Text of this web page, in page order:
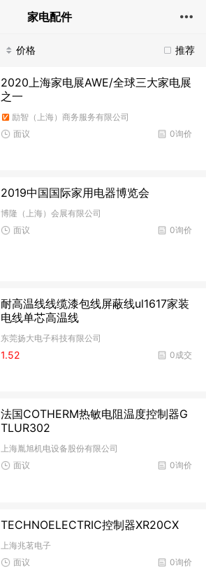
家电配件
推荐
价格
2020上海家电展AWE/全球三大家电展
之一
励智（上海）商务服务有限公司
0询价
面议
2019中国国际家用电器博览会
博隆（上海）会展有限公司
0询价
面议
耐高温线线缆漆包线屏蔽线ul1617家装
电线单芯高温线
东莞扬大电子科技有限公司
0成交
1.52
法国COTHERM热敏电阻温度控制器G
TLUR302
上海胤旭机电设备股份有限公司
0询价
面议
TECHNOELECTRIC控制器XR20CX
上海兆茗电子
0询价
面议